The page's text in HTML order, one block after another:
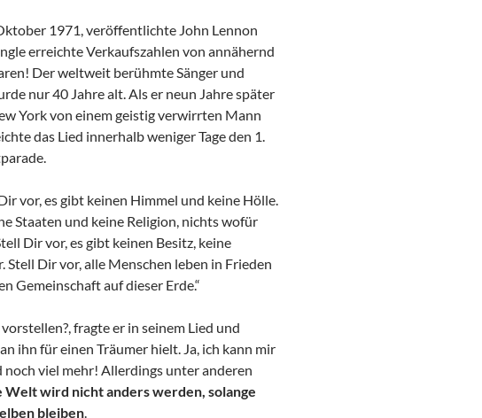
1971, veröffentlichte John Lennon
erreichte Verkaufszahlen von annähernd
Der weltweit berühmte Sänger und
nur 40 Jahre alt. Als er neun Jahre später
York von einem geistig verwirrten Mann
das Lied innerhalb weniger Tage den 1.
vor, es gibt keinen Himmel und keine Hölle.
Staaten und keine Religion, nichts wofür
Dir vor, es gibt keinen Besitz, keine
Stell Dir vor, alle Menschen leben in Frieden
Gemeinschaft auf dieser Erde.“
fragte er in seinem Lied und
ihn für einen Träumer hielt. Ja, ich kann mir
noch viel mehr! Allerdings unter anderen
Welt wird nicht anders werden, solange
bleiben.